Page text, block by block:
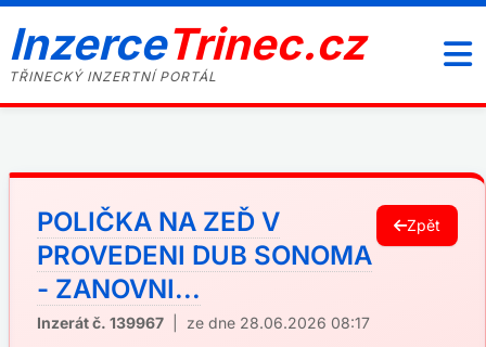
InzerceTrinec.cz
TŘINECKÝ INZERTNÍ PORTÁL
POLIČKA NA ZEĎ V
PROVEDENI DUB SONOMA
- ZANOVNI...
Inzerát č. 139967 | ze dne 28.06.2026 08:17
Zpět